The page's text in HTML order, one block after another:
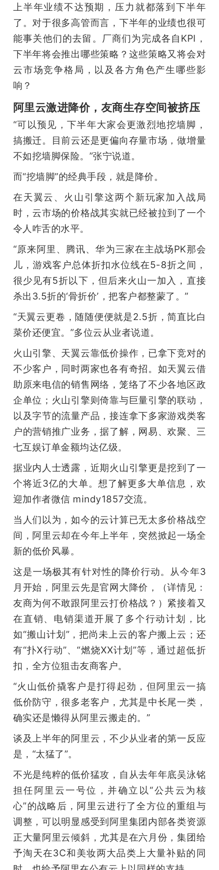
上半年业绩不达预期，压力就都落到下半年
了。对于很多高管而言，下半年的业绩也很可
能事关他们的去留。厂商们为完成各自KPI，
下半年将会推出哪些策略？这些策略又将会对
云市场竞争格局，以及各方角色产生哪些影
响？
阿里云激进降价，友商生存空间被挤压
“可以预见，下半年大家会更激烈地挖墙脚，
搞搬迁。目前云还是更偏向存量市场，做增量
不如挖墙脚保险。”张宁说道。
而“挖墙脚”的经典手段，就是降价。
在天翼云、火山引擎这两个新玩家加入战局
时，云市场的价格战其实就已经被拉到了一个
令人咋舌的水平。
“原来阿里、腾讯、华为三家在主战场PK那会
儿，游戏客户总体折扣水位线在5-8折之间，
很少见有5折以下，但后来火山一加入，直接
杀出3.5折的‘骨折价’，把客户都整蒙了。”
“天翼云更卷，随随便便就是2.5折，简直比白
菜价还便宜。”多位云从业者说道。
火山引擎、天翼云靠低价操作，已拿下竞对的
不少客户，同时两家也各有奇招。如天翼云借
助原来电信的销售网络，笼络了不少各地区政
企单位；火山引擎则倚靠与巨量引擎的联动，
以及字节的流量产品，接连拿下多家游戏类客
户的营销推广业务，据了解，网易、欢聚、三
七互娱订单金额均达亿级。
据业内人士透露，近期火山引擎更是挖到了一
个将近3亿的大单。想了解更多大单信息，欢
迎加作者微信 mindy1857交流。
当人们以为，如今的云计算已无太多价格战空
间，阿里云却在今年上半年，突然掀起一场全
新的低价风暴。
这是一场极其有针对性的降价行动。从今年3
月开始，阿里云先是官网大降价，（详情见：
友商为何不敢跟阿里云打价格战？）紧接着又
在直销、电销渠道开展了多个行动计划，比
如“搬山计划”，把尚未上云的客户搬上云；还
有“扑X行动”、“燃烧XX计划”等，通过超低折
扣，全方位狙击友商客户。
“火山低价撬客户是打得起劲，但阿里云一搞
低价防守，很多老客户，尤其是中长尾一类，
确实还是懒得从阿里云搬走的。”
谈及上半年的阿里云，不少从业者的第一反应
是，“太猛了”。
不光是纯粹的低价猛攻，自从去年年底吴泳铭
担任阿里云一号位，并确立以“公共云为核
心”的战略后，阿里云进行了全方位的重组与
调整，可以明显感受到阿里集团内部各类资源
正大量阿里云倾斜，尤其是在六月份，集团给
予淘天在3C和美妆两大品类上大量补贴的同